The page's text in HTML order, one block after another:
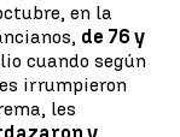
en la
de 76 y
cuando según
irrumpieron
les